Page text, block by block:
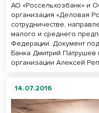
АО «Россельхозбанк» и
организация «Деловая
сотрудничестве,
малого и среднего
Федерации. Документ
Банка Дмитрий
организации Алексей
14.07.2016